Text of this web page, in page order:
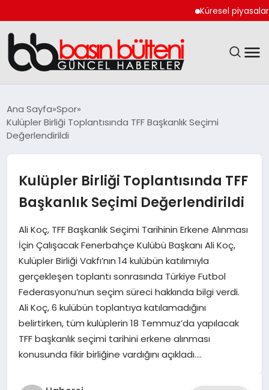
Küresel piyasalarda
GÜNCEL
MAGAZIN
SAĞLIK
SPOR
TEKNOLOJI
YAŞAM
GÜNDEM
Ana Sayfa Spor
Kulüpler Birliği Toplantısında TFF Başkanlık Seçimi
Değerlendirildi
Kulüpler Birliği Toplantısında TFF
Başkanlık Seçimi Değerlendirildi
Ali Koç, TFF Başkanlık Seçimi Tarihinin Erkene Alınması
İçin Çalışacak Fenerbahçe Kulübü Başkanı Ali Koç,
Kulüpler Birliği Vakfı’nın 14 kulübün katılımıyla
gerçekleşen toplantı sonrasında Türkiye Futbol
Federasyonu’nun seçim süreci hakkında bilgi verdi.
Ali Koç, 6 kulübün toplantıya katılamadığını
belirtirken, tüm kulüplerin 18 Temmuz’da yapılacak
TFF başkanlık seçimi tarihini erkene alınması
konusunda fikir birliğine vardığını açıkladı….